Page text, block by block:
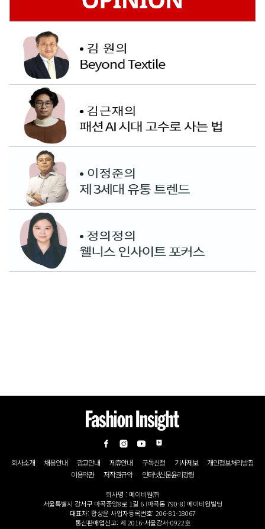
회사소개 채용안내 광고안내 제휴안내 구독신청 기사제보
개인정보처리방침
이용약관
저작권규약 인터넷신문윤리강령
회사명 : 메이비원㈜
서울특별시 강서구 마곡중앙8로 1길 6 (마곡동 790-8) 메이비원빌딩
대표자: 황상윤 사업자등록번호: 206-81-18067
통신판매업신고: 제 2016-서울강서-0922호